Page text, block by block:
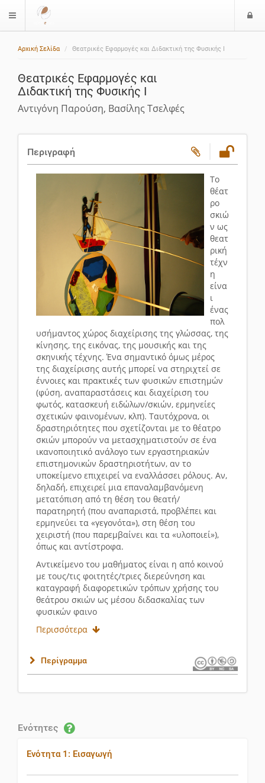
$langMenu
Αρχική Σελίδα Θεατρικές Εφαρμογές και Διδακτική της Φυσικής Ι
Θεατρικές Εφαρμογές και
Διδακτική της Φυσικής Ι
Αντιγόνη Παρούση, Βασίλης Τσελφές
Περιγραφή
Το
θέατ
ρο
σκιώ
ν ως
θεατ
ρική
τέχν
η
είνα
ι
ένας
πολ
υσήμαντος χώρος διαχείρισης της γλώσσας, της
κίνησης, της εικόνας, της μουσικής και της
σκηνικής τέχνης. Ένα σημαντικό όμως μέρος
της διαχείρισης αυτής μπορεί να στηριχτεί σε
έννοιες και πρακτικές των φυσικών επιστημών
(φύση, αναπαραστάσεις και διαχείριση του
φωτός, κατασκευή ειδώλων/σκιών, ερμηνείες
σχετικών φαινομένων, κλπ). Ταυτόχρονα, οι
δραστηριότητες που σχετίζονται με το θέατρο
σκιών μπορούν να μετασχηματιστούν σε ένα
ικανοποιητικό ανάλογο των εργαστηριακών
επιστημονικών δραστηριοτήτων, αν το
υποκείμενο επιχειρεί να εναλλάσσει ρόλους. Αν,
δηλαδή, επιχειρεί μια επαναλαμβανόμενη
μετατόπιση από τη θέση του θεατή/
παρατηρητή (που αναπαριστά, προβλέπει και
ερμηνεύει τα «γεγονότα»), στη θέση του
χειριστή (που παρεμβαίνει και τα «υλοποιεί»),
όπως και αντίστροφα.
Αντικείμενο του μαθήματος είναι η από κοινού
με τους/τις φοιτητές/τριες διερεύνηση και
καταγραφή διαφορετικών τρόπων χρήσης του
θεάτρου σκιών ως μέσου διδασκαλίας των
φυσικών φαινο
Περισσότερα
Περίγραμμα
Ενότητες
Ενότητα 1: Εισαγωγή